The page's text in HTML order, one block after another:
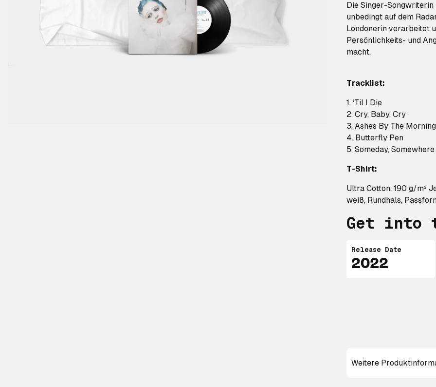
Die Singer-
unbedingt auf dem
Londonerin verarbeitet
Persönlichkeits- und
macht.
Tracklist:
1. ‘Til I Die
2. Cry, Baby, Cry
3. Ashes By The Morning
4. Butterfly Pen
5. Someday, Somewhere
T-Shirt:
Ultra Cotton, 190 g/m²
weiß, Rundhals,
Get into
Release Date
2022
Weitere